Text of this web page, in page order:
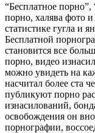
“Бесплатное порно”,
порно, халява фото
статистике гугла и
Бесплатной
становится все
порно, видео
можно увидеть на
насчитал более ста
публикуют порно
изнасилований,
освобождения он
порнографии,